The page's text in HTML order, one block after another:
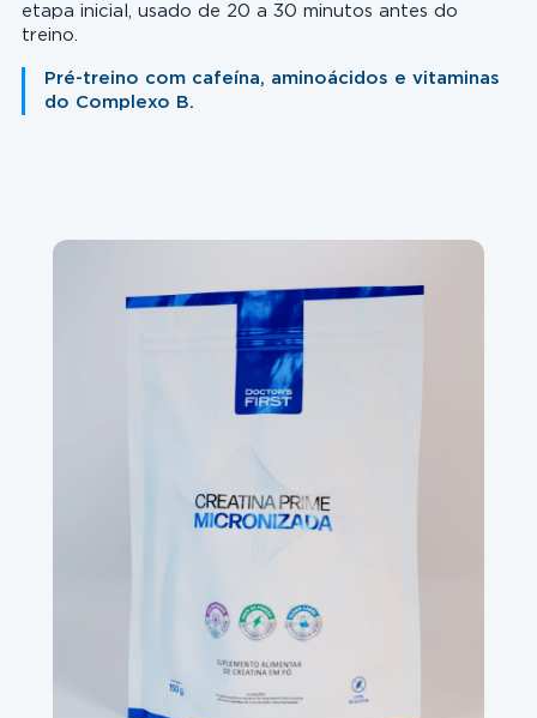
etapa inicial, usado de 20 a 30 minutos antes do
treino.
Pré-treino com cafeína, aminoácidos e vitaminas
do Complexo B.